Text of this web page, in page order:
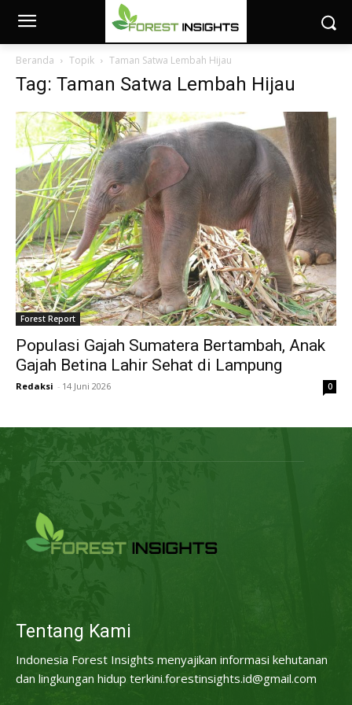
Beranda Topik Taman Satwa Lembah Hijau
Tag: Taman Satwa Lembah Hijau
Forest Report
Populasi Gajah Sumatera Bertambah, Anak
Gajah Betina Lahir Sehat di Lampung
Redaksi - 14 Juni 2026 0
Tentang Kami
Indonesia Forest Insights menyajikan informasi kehutanan
dan lingkungan hidup terkini.forestinsights.id@gmail.com